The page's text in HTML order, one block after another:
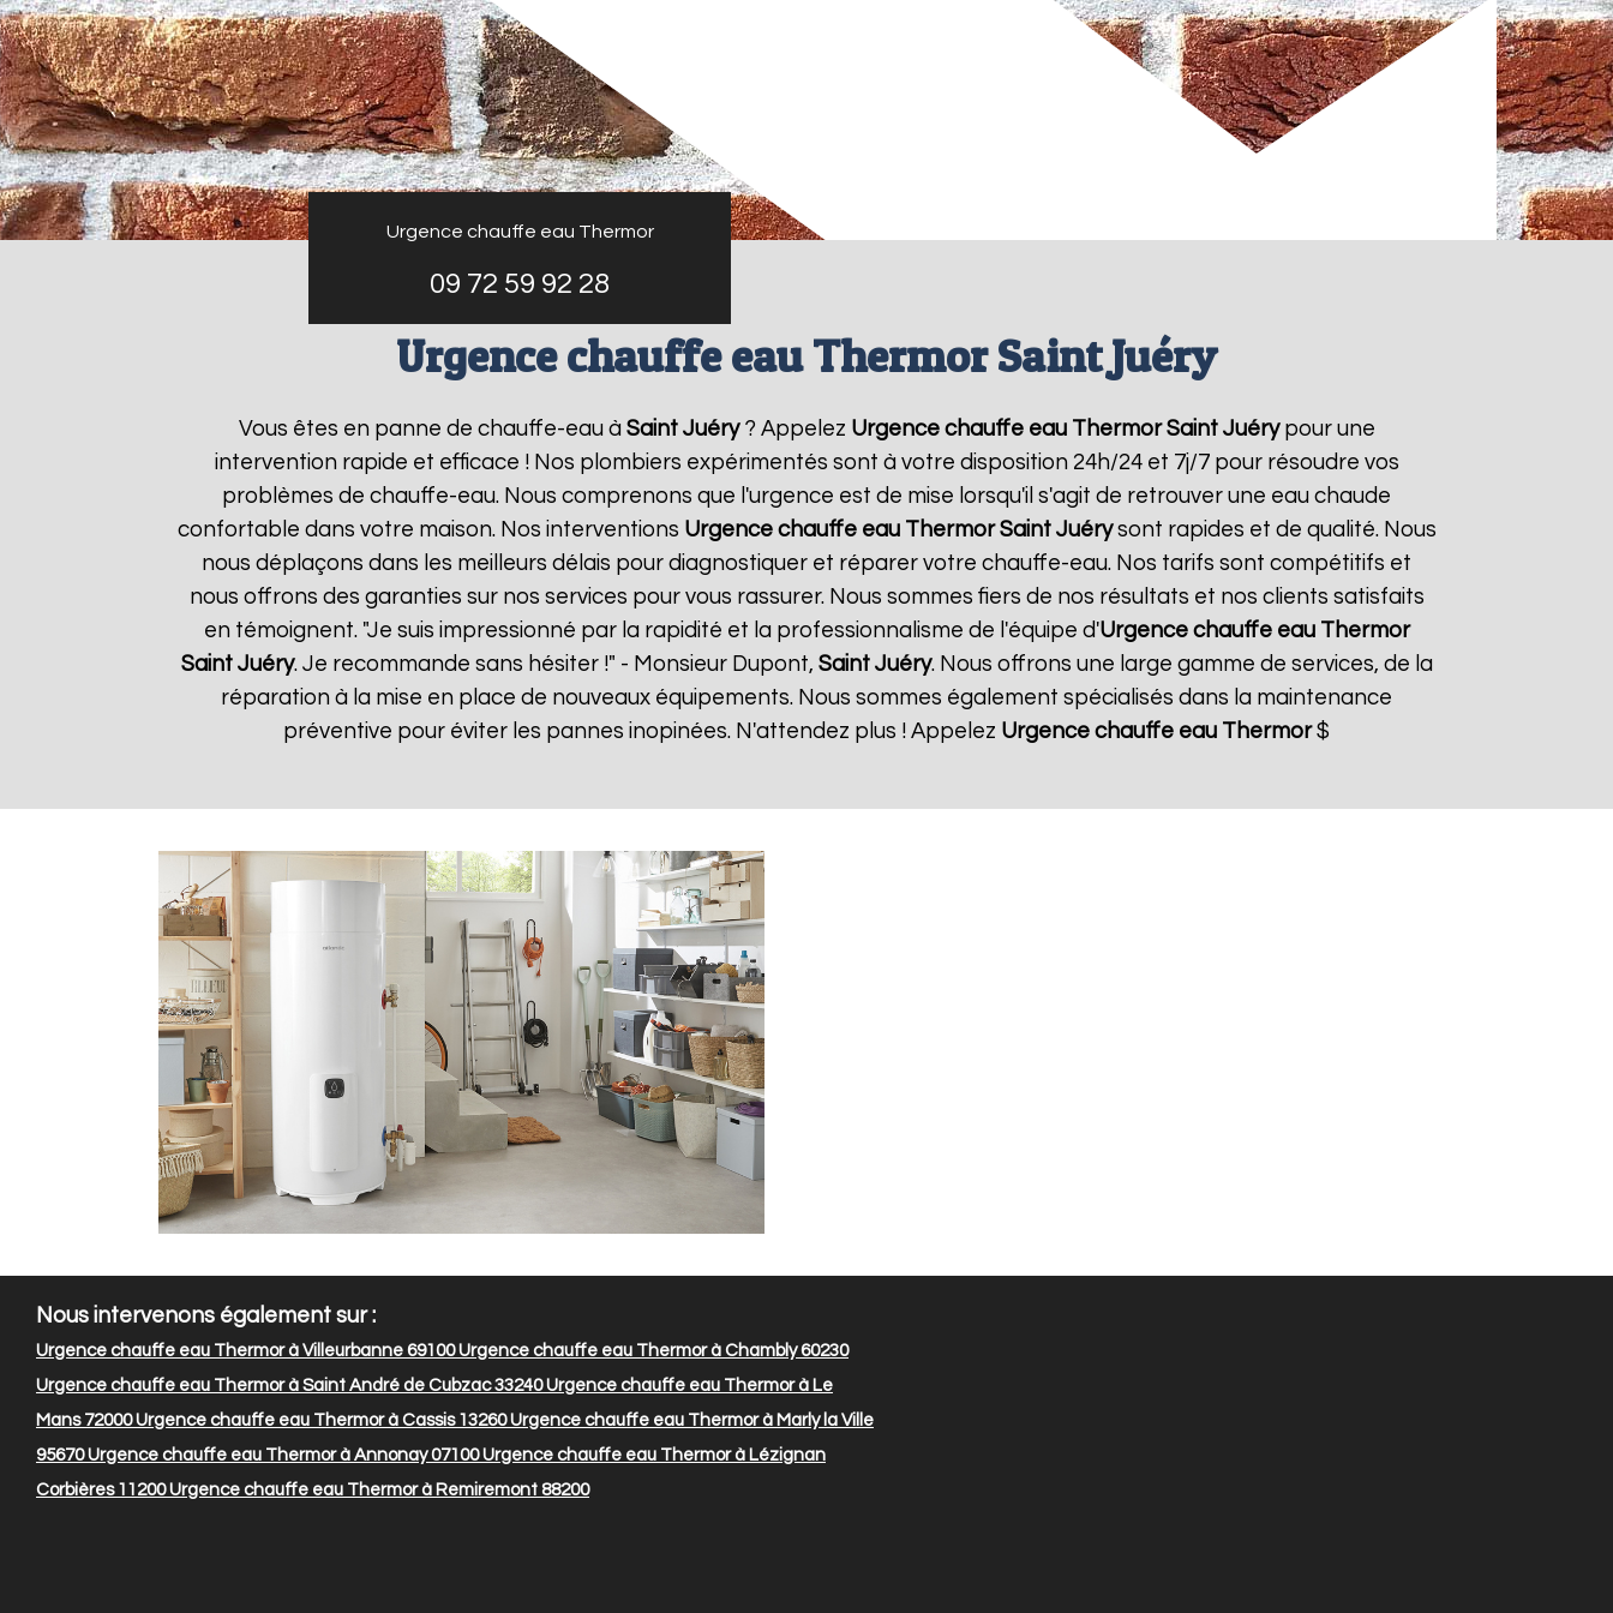
Urgence chauffe eau Thermor
09 72 59 92 28
Urgence chauffe eau Thermor Saint Juéry
Vous êtes en panne de chauffe-eau à Saint Juéry? Appelez Urgence chauffe eau Thermor Saint Juérypour une
intervention rapide et efficace ! Nos plombiers expérimentés sont à votre disposition 24h/24 et 7j/7 pour résoudre vos
problèmes de chauffe-eau. Nous comprenons que l'urgence est de mise lorsqu'il s'agit de retrouver une eau chaude
confortable dans votre maison. Nos interventions Urgence chauffe eau Thermor Saint Juérysont rapides et de qualité. Nous
nous déplaçons dans les meilleurs délais pour diagnostiquer et réparer votre chauffe-eau. Nos tarifs sont compétitifs et
nous offrons des garanties sur nos services pour vous rassurer. Nous sommes fiers de nos résultats et nos clients satisfaits
en témoignent. "Je suis impressionné par la rapidité et la professionnalisme de l'équipe d'Urgence chauffe eau Thermor
Saint Juéry. Je recommande sans hésiter !" - Monsieur Dupont, Saint Juéry. Nous offrons une large gamme de services, de la
réparation à la mise en place de nouveaux équipements. Nous sommes également spécialisés dans la maintenance
préventive pour éviter les pannes inopinées. N'attendez plus ! Appelez Urgence chauffe eau Thermor$
Nous intervenons également sur :
Urgence chauffe eau Thermor à Villeurbanne 69100Urgence chauffe eau Thermor à Chambly 60230
Urgence chauffe eau Thermor à Saint André de Cubzac 33240Urgence chauffe eau Thermor à Le
Mans 72000Urgence chauffe eau Thermor à Cassis 13260Urgence chauffe eau Thermor à Marly la Ville
95670Urgence chauffe eau Thermor à Annonay 07100Urgence chauffe eau Thermor à Lézignan
Corbières 11200Urgence chauffe eau Thermor à Remiremont 88200